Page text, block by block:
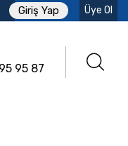
Giriş Yap Üye Ol
95 87